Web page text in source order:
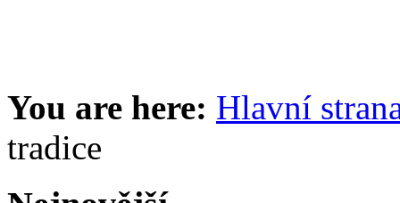
You are here: Hlavní
tradice